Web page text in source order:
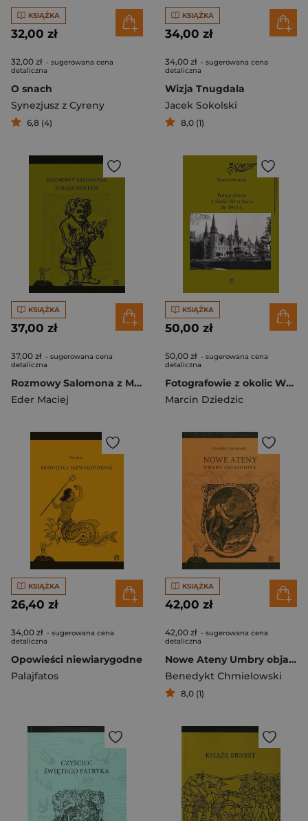
KSIĄŻKA
32,00 zł
32,00 zł - sugerowana cena
detaliczna
O snach
Synezjusz z Cyreny
6,8 (4)
KSIĄŻKA
34,00 zł
34,00 zł - sugerowana cena
detaliczna
Wizja Tnugdala
Jacek Sokolski
8,0 (1)
KSIĄŻKA
37,00 zł
37,00 zł - sugerowana cena
detaliczna
Rozmowy Salomona z Marchołtem
Eder Maciej
KSIĄŻKA
50,00 zł
50,00 zł - sugerowana cena
detaliczna
Fotografowie z okolic Wrocławia do 1945 r.
Marcin Dziedzic
KSIĄŻKA
26,40 zł
34,00 zł - sugerowana cena
detaliczna
Opowieści niewiarygodne
Palajfatos
KSIĄŻKA
42,00 zł
42,00 zł - sugerowana cena
detaliczna
Nowe Ateny Umbry objaśnione
Benedykt Chmielowski
8,0 (1)